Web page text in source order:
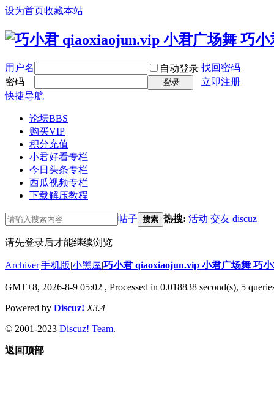
设为首页收藏本站
用户名 自动登录 找回密码
密码
登录
立即注册
快捷导航
论坛BBS
购买VIP
积分充值
小君好看专栏
今日头条专栏
西瓜视频专栏
下载解压教程
帖子 搜索 热搜: 活动 交友 discuz
请先登录后才能继续浏览
Archiver|手机版|小黑屋|巧小君 qiaoxiaojun.vip 小君广场舞 巧
GMT+8, 2026-8-9 05:02 , Processed in 0.018838 second(s), 5
Powered by Discuz! X3.4
© 2001-2023 Discuz! Team.
返回顶部